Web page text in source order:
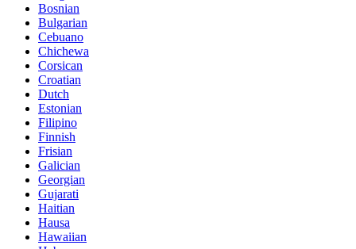
Bosnian
Bulgarian
Cebuano
Chichewa
Corsican
Croatian
Dutch
Estonian
Filipino
Finnish
Frisian
Galician
Georgian
Gujarati
Haitian
Hausa
Hawaiian